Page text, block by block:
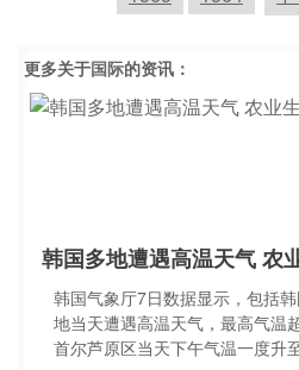
更多关于国际的资讯：
韩国多地遭遇高温天气 农
韩国气象厅7日数据显示，包括
地当天遭遇高温天气，最高气温
首尔芦原区当天下午气温一度升